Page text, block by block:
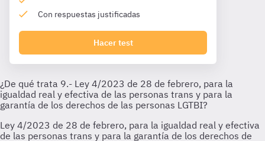
Con respuestas justificadas
Hacer test